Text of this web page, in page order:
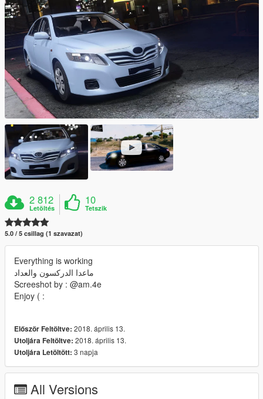
2 812
Letöltés
10
Tetszik
5.0 / 5 csillag (1 szavazat)
Everything is working
ماعدا الدركسون والعداد
Screeshot by : @am.4e
Enjoy ( :
Először Feltöltve: 2018. április 13.
Utoljára Feltöltve: 2018. április 13.
Utoljára Letöltött: 3 napja
All Versions